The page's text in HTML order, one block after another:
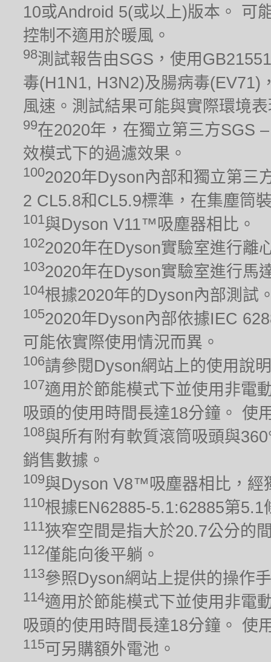
10或Android 5(或以上)版本。 可
控制不適用於暖風。
98測試報告由SGS，使用
毒(H1N1, H3N2)及腸病毒(EV71)
風速。測試結果可能與實際環境
99在2020年，在獨立第三方SGS
效模式下的過濾效果。
1002020年Dyson內部和獨立第三
2 CL5.8和CL5.9標準，在集塵筒
101與Dyson V11™吸塵器相比。
1022020年在Dyson實驗室進行離
1032020年在Dyson實驗室進行馬
104根據2020年的Dyson內部測試
1052020年Dyson內部依據IEC
可能依實際使用情況而異。
106請參閱Dyson網站上的使用說
107適用於節能模式下並使用非電
吸頭的使用時間長達18分鐘。 使
108與所有附有軟質滾筒吸頭與
銷售數據。
109與Dyson V8™吸塵器相比，經
110根據EN62885-5.1:62885第
111狹窄空間是指大於20.7公分的
112僅能向後平躺。
113參照Dyson網站上提供的操作
114適用於節能模式下並使用非電
吸頭的使用時間長達18分鐘。 使
115可另購額外電池。